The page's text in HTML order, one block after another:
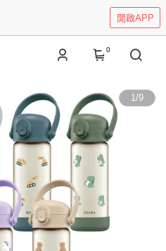
開啟APP
0
1/9